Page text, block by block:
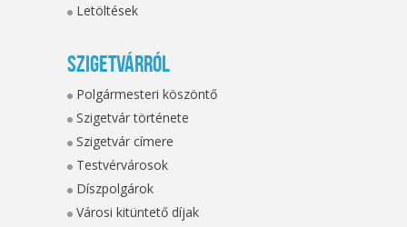
Letöltések
Szigetvárról
Polgármesteri köszöntő
Szigetvár története
Szigetvár címere
Testvérvárosok
Díszpolgárok
Városi kitüntető díjak